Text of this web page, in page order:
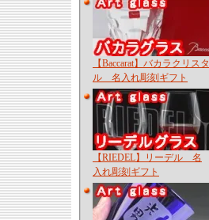
【Baccarat】バカラクリスタ
ル 名入れ彫刻ギフト
【RIEDEL】リーデル 名
入れ彫刻ギフト